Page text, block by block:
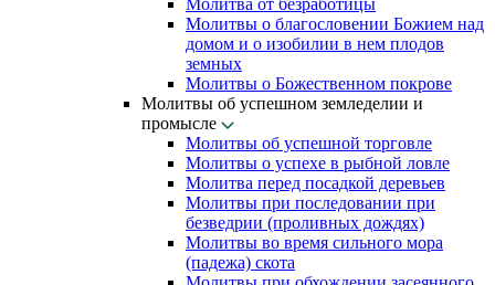
Молитва от безработицы
Молитвы о благословении Божием над
домом и о изобилии в нем плодов
земных
Молитвы о Божественном покрове
Молитвы об успешном земледелии и
промысле
Молитвы об успешной торговле
Молитвы о успехе в рыбной ловле
Молитва перед посадкой деревьев
Молитвы при последовании при
безведрии (проливных дождях)
Молитвы во время сильного мора
(падежа) скота